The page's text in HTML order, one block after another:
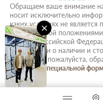
Обращаем ваше внимание
носит исключительно
каких условиях не
определяемой
кодекса Российской
информации о наличии и
(или) услуг, пожалуйста,
помощьюспециальной